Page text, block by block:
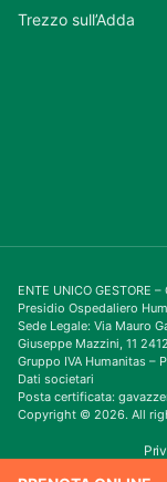
Trezzo sull’Adda
ENTE UNICO GESTORE
Presidio Ospedaliero
Sede Legale: Via Mauro
Giuseppe Mazzini, 11
Gruppo IVA Humanitas –
Dati societari
Posta certificata:
Copyright © 2026. All